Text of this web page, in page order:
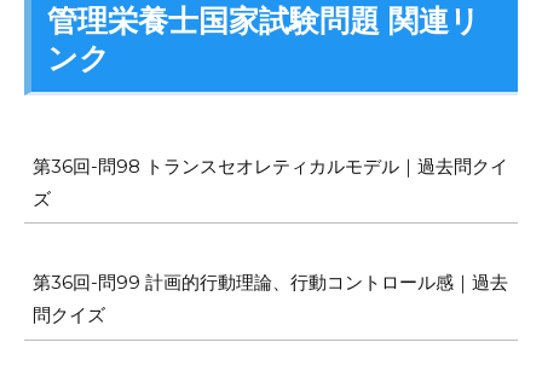
管理栄養士国家試験問題 関連リ
ンク
第36回-問98 トランスセオレティカルモデル｜過去問クイ
ズ
第36回-問99 計画的行動理論、行動コントロール感｜過去
問クイズ